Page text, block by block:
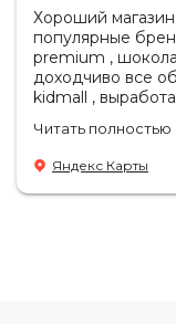
Люлька
2
Чехол
люльки
Хороший
популярные
premium ,
доходчиво все объяснил. Очень
kidmall ,
Читать полностью
Яндекс Карты